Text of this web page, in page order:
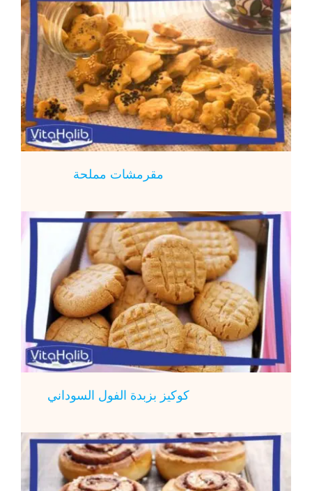
مقرمشات مملحة
كوكيز بزبدة الفول السوداني